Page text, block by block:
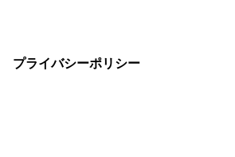
プライバシーポリシー